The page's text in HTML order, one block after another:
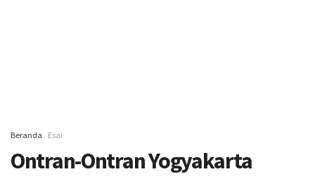
Beranda Esai
Ontran-Ontran Yogyakarta